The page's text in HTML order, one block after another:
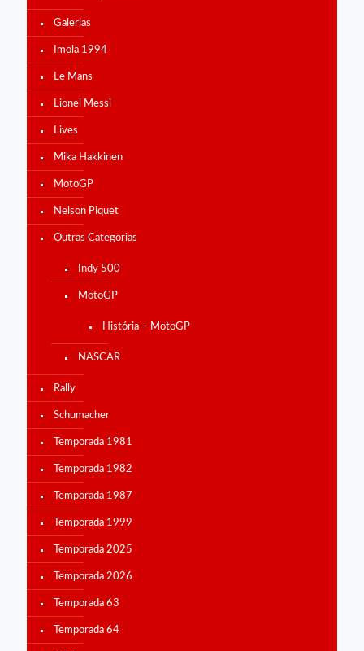
Galerias
Imola 1994
Le Mans
Lionel Messi
Lives
Mika Hakkinen
MotoGP
Nelson Piquet
Outras Categorias
Indy 500
MotoGP
História – MotoGP
NASCAR
Rally
Schumacher
Temporada 1981
Temporada 1982
Temporada 1987
Temporada 1999
Temporada 2025
Temporada 2026
Temporada 63
Temporada 64